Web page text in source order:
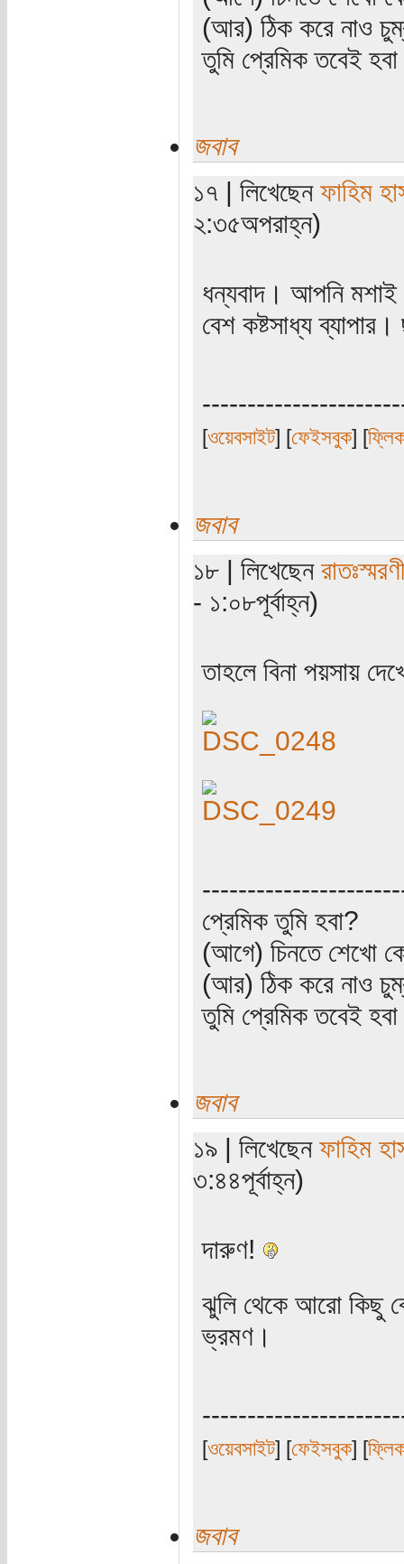
(আর) ঠিক করে নাও
তুমি প্রেমিক তবেই
জবাব
১৭ | লিখেছেন ফাহিম
২:৩৫অপরাহ্ন)
ধন্যবাদ। আপনি মশাই
বেশ কষ্টসাধ্য
[ওয়েবসাইট] [ফেইসবুক] [
জবাব
১৮ | লিখেছেন
- ১:০৮পূর্বাহ্ন)
তাহলে বিনা পয়সায়
প্রেমিক তুমি হবা?
(আগে) চিনতে শেখো
(আর) ঠিক করে নাও
তুমি প্রেমিক তবেই
জবাব
১৯ | লিখেছেন ফাহিম
৩:৪৪পূর্বাহ্ন)
দারুণ!
ঝুলি থেকে আরো কিছু
ভ্রমণ।
[ওয়েবসাইট] [ফেইসবুক] [
জবাব